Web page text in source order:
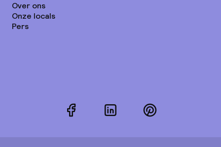
Over ons
Onze locals
Pers
FacebookLinkedInPinterest